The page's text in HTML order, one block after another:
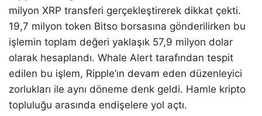
milyon XRP transferi gerçekleştirerek dikkat çekti.
19,7 milyon token Bitso borsasına gönderilirken bu
işlemin toplam değeri yaklaşık 57,9 milyon dolar
olarak hesaplandı. Whale Alert tarafından tespit
edilen bu işlem, Ripple’ın devam eden düzenleyici
zorlukları ile aynı döneme denk geldi. Hamle kripto
topluluğu arasında endişelere yol açtı.